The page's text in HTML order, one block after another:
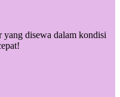
yang disewa dalam kondisi